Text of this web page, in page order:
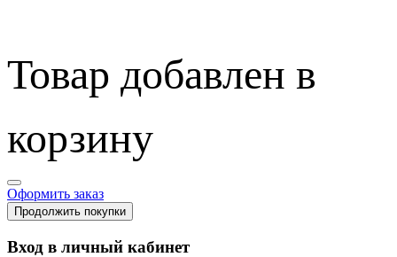
Товар добавлен в
корзину
Оформить заказ
Продолжить покупки
Вход в личный кабинет